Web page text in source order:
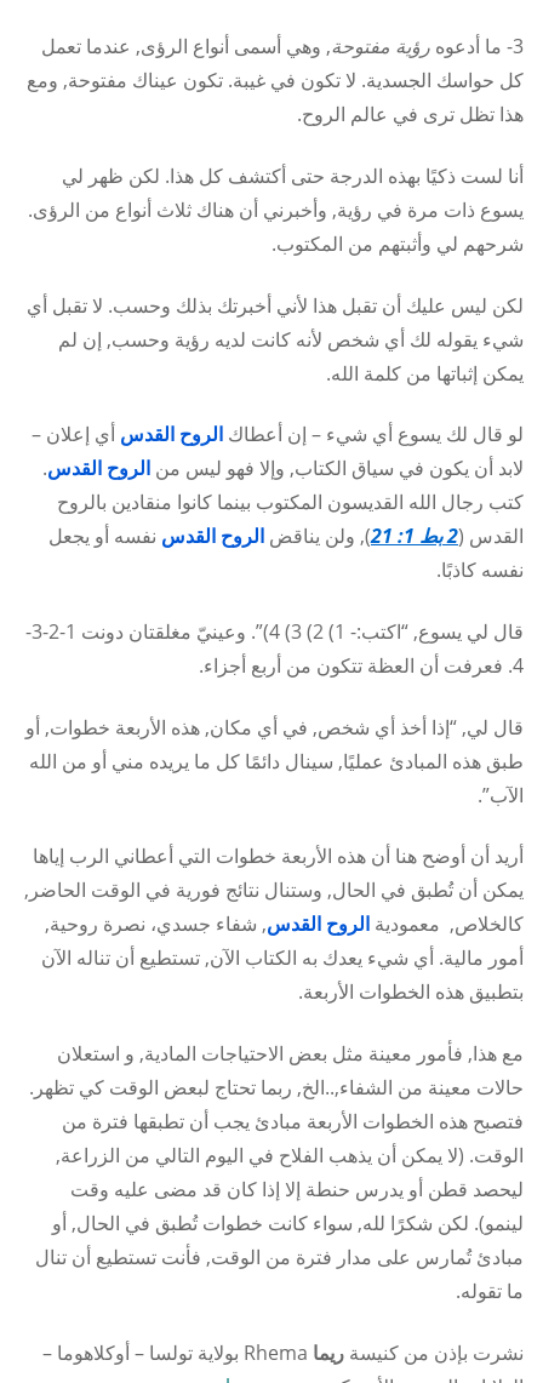
3- ما أدعوه رؤية مفتوحة, وهي أسمى أنواع الرؤى, عندما تعمل
كل حواسك الجسدية. لا تكون في غيبة. تكون عيناك مفتوحة, ومع
هذا تظل ترى في عالم الروح.
أنا لست ذكيًا بهذه الدرجة حتى أكتشف كل هذا. لكن ظهر لي
يسوع ذات مرة في رؤية, وأخبرني أن هناك ثلاث أنواع من الرؤى.
شرحهم لي وأثبتهم من المكتوب.
لكن ليس عليك أن تقبل هذا لأني أخبرتك بذلك وحسب. لا تقبل أي
شيء يقوله لك أي شخص لأنه كانت لديه رؤية وحسب, إن لم
يمكن إثباتها من كلمة الله.
لو قال لك يسوع أي شيء – إن أعطاك الروح القدس أي إعلان –
لابد أن يكون في سياق الكتاب, وإلا فهو ليس من الروح القدس.
كتب رجال الله القديسون المكتوب بينما كانوا منقادين بالروح
القدس (2بط 1: 21 ), ولن يناقض الروح القدس نفسه أو يجعل
نفسه كاذبًا.
قال لي يسوع, “اكتب:- 1) 2) 3) 4)”. وعينيّ مغلقتان دونت 1-2-3-
4. فعرفت أن العظة تتكون من أربع أجزاء.
قال لي, “إذا أخذ أي شخص, في أي مكان, هذه الأربعة خطوات, أو
طبق هذه المبادئ عمليًا, سينال دائمًا كل ما يريده مني أو من الله
الآب”.
أريد أن أوضح هنا أن هذه الأربعة خطوات التي أعطاني الرب إياها
يمكن أن تُطبق في الحال, وستنال نتائج فورية في الوقت الحاضر,
كالخلاص, معمودية الروح القدس, شفاء جسدي، نصرة روحية,
أمور مالية. أي شيء يعدك به الكتاب الآن, تستطيع أن تناله الآن
بتطبيق هذه الخطوات الأربعة.
مع هذا, فأمور معينة مثل بعض الاحتياجات المادية, و استعلان
حالات معينة من الشفاء,..الخ, ربما تحتاج لبعض الوقت كي تظهر.
فتصبح هذه الخطوات الأربعة مبادئ يجب أن تطبقها فترة من
الوقت. (لا يمكن أن يذهب الفلاح في اليوم التالي من الزراعة,
ليحصد قطن أو يدرس حنطة إلا إذا كان قد مضى عليه وقت
لينمو). لكن شكرًا لله, سواء كانت خطوات تُطبق في الحال, أو
مبادئ تُمارس على مدار فترة من الوقت, فأنت تستطيع أن تنال
ما تقوله.
نشرت بإذن من كنيسة ريما
Rhema بولاية تولسا – أوكلاهوما –